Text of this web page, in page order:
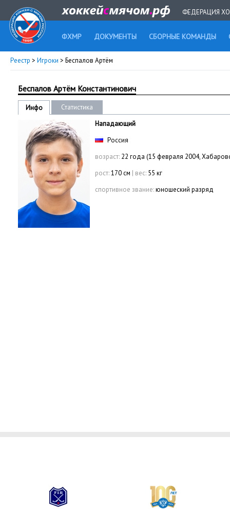
ФЕДЕРАЦИЯ
ФХМР ДОКУМЕНТЫ СБОРНЫЕ КОМАНДЫ
Реестр > Игроки > Беспалов Артём
Беспалов Артём Константинович
Инфо
Статистика
Нападающий
Россия
возраст: 22 года (15 февраля 2004,
рост:170 см | вес: 55 кг
спортивное звание:юношеский разряд